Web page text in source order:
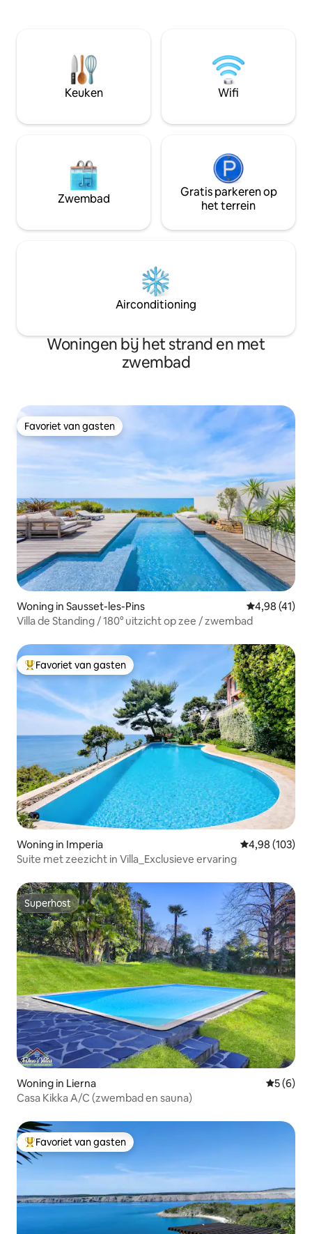
adembenemend uitzicht, warme
gezellige interieurs en modern comfort,
op slechts een steenworp afstand van
wandelingen aan het meer en
stellen en gezinnen die op zoek zijn naar
In de directe
Wayfarer's
CIR-code
Keuken Wifi
Zwembad
Gratis parkeren op
het terrein
Airconditioning
Woningen bij het strand en met
zwembad
Favoriet van gasten
Favoriet van gasten
Woning in Sausset-les-Pins Gemiddelde
4,98 (41)
Villa de Standing / 180° uitzicht op zee / zwembad
Topfavoriet van gasten
Favoriet van gasten
Woning in Imperia Gemiddelde
4,98 (103)
Suite met zeezicht in Villa_Exclusieve ervaring
Superhost
Superhost
Woning in Lierna
5 (6)
Casa Kikka A/C (zwembad en sauna)
Topfavoriet van gasten
Favoriet van gasten